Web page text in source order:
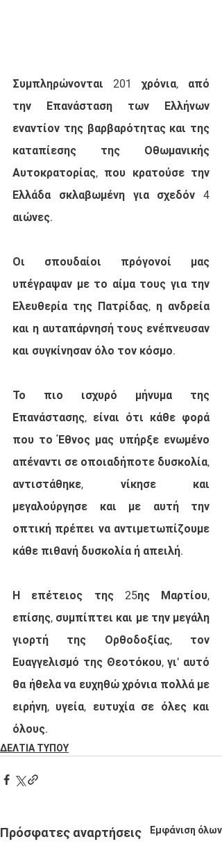
Συμπληρώνονται 201 χρόνια, από
την Επανάσταση των Ελλήνων
εναντίον της βαρβαρότητας και της
καταπίεσης της Οθωμανικής
Αυτοκρατορίας, που κρατούσε την
Ελλάδα σκλαβωμένη για σχεδόν 4
αιώνες.
Οι σπουδαίοι πρόγονοί μας
υπέγραψαν με το αίμα τους για την
Ελευθερία της Πατρίδας, η ανδρεία
και η αυταπάρνησή τους ενέπνευσαν
και συγκίνησαν όλο τον κόσμο.
Το πιο ισχυρό μήνυμα της
Επανάστασης, είναι ότι κάθε φορά
που το Έθνος μας υπήρξε ενωμένο
απέναντι σε οποιαδήποτε δυσκολία,
αντιστάθηκε, νίκησε και
μεγαλούργησε και με αυτή την
οπτική πρέπει να αντιμετωπίζουμε
κάθε πιθανή δυσκολία ή απειλή.
Η επέτειος της 25ης Μαρτίου,
επίσης, συμπίπτει και με την μεγάλη
γιορτή της Ορθοδοξίας, τον
Ευαγγελισμό της Θεοτόκου, γι’ αυτό
θα ήθελα να ευχηθώ χρόνια πολλά με
ειρήνη, υγεία, ευτυχία σε όλες και
όλους.
ΔΕΛΤΙΑ ΤΥΠΟΥ
Πρόσφατες αναρτήσεις Εμφάνιση όλων